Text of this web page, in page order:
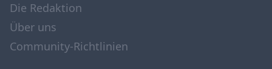
Die Redaktion
Über uns
Community-Richtlinien